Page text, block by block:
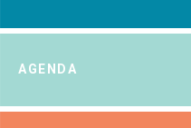
AGENDA